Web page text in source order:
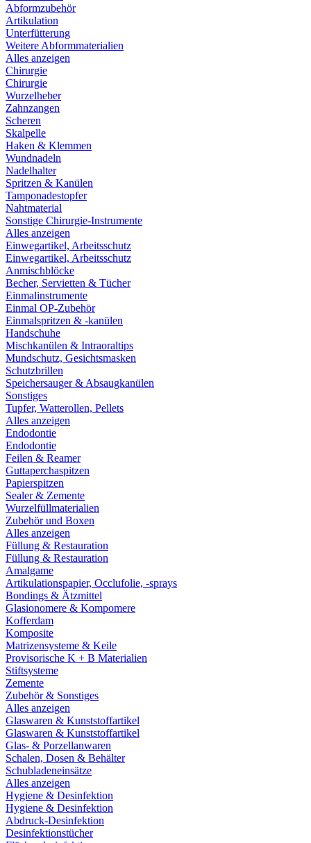
Abformzubehör
Artikulation
Unterfütterung
Weitere Abformmaterialien
Alles anzeigen
Chirurgie
Chirurgie
Wurzelheber
Zahnzangen
Scheren
Skalpelle
Haken & Klemmen
Wundnadeln
Nadelhalter
Spritzen & Kanülen
Tamponadestopfer
Nahtmaterial
Sonstige Chirurgie-Instrumente
Alles anzeigen
Einwegartikel, Arbeitsschutz
Einwegartikel, Arbeitsschutz
Anmischblöcke
Becher, Servietten & Tücher
Einmalinstrumente
Einmal OP-Zubehör
Einmalspritzen & -kanülen
Handschuhe
Mischkanülen & Intraoraltips
Mundschutz, Gesichtsmasken
Schutzbrillen
Speichersauger & Absaugkanülen
Sonstiges
Tupfer, Watterollen, Pellets
Alles anzeigen
Endodontie
Endodontie
Feilen & Reamer
Guttaperchaspitzen
Papierspitzen
Sealer & Zemente
Wurzelfüllmaterialien
Zubehör und Boxen
Alles anzeigen
Füllung & Restauration
Füllung & Restauration
Amalgame
Artikulationspapier, Occlufolie, -sprays
Bondings & Ätzmittel
Glasionomere & Kompomere
Kofferdam
Komposite
Matrizensysteme & Keile
Provisorische K + B Materialien
Stiftsysteme
Zemente
Zubehör & Sonstiges
Alles anzeigen
Glaswaren & Kunststoffartikel
Glaswaren & Kunststoffartikel
Glas- & Porzellanwaren
Schalen, Dosen & Behälter
Schubladeneinsätze
Alles anzeigen
Hygiene & Desinfektion
Hygiene & Desinfektion
Abdruck-Desinfektion
Desinfektionstücher